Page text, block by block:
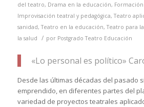
del teatro, Drama en la educación,
Improvisación teatral y pedagógica,Teatro
sanidad,Teatro en la educación,Teatro para
la salud
/ por Postgrado Teatro Educación
«Lo personal es político»
Desde las últimas décadas del pasado
emprendido, en diferentes partes del
variedad de proyectos teatrales